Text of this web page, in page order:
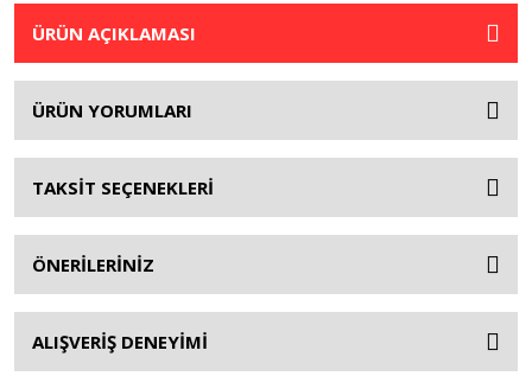
ÜRÜN AÇIKLAMASI
ÜRÜN YORUMLARI
TAKSİT SEÇENEKLERİ
ÖNERİLERİNİZ
ALIŞVERİŞ DENEYİMİ